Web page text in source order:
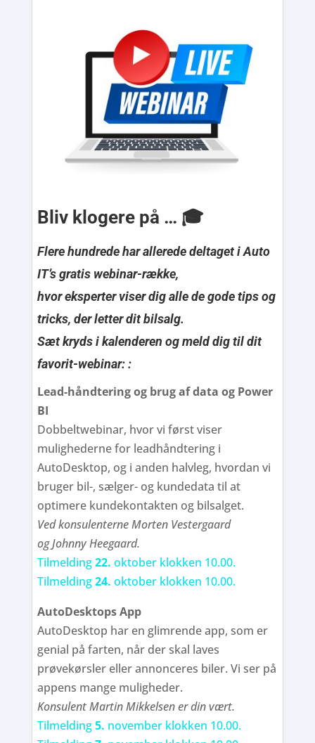
Bliv klogere på … 🎓
Flere hundrede har allerede deltaget i Auto
IT’s gratis webinar-række,
hvor eksperter viser dig alle de gode tips og
tricks, der letter dit bilsalg.
Sæt kryds i kalenderen og meld dig til dit
favorit-webinar: :
Lead-håndtering og brug af data og Power
BI
Dobbeltwebinar, hvor vi først viser
mulighederne for leadhåndtering i
AutoDesktop, og i anden halvleg, hvordan vi
bruger bil-, sælger- og kundedata til at
optimere kundekontakten og bilsalget.
Ved konsulenterne Morten Vestergaard
og Johnny Heegaard.
Tilmelding22. oktober klokken 10.00.
Tilmelding24. oktober klokken 10.00.
AutoDesktops App
AutoDesktop har en glimrende app, som er
genial på farten, når der skal laves
prøvekørsler eller annonceres biler. Vi ser på
appens mange muligheder.
Konsulent Martin Mikkelsen er din vært.
Tilmelding5. november klokken 10.00.